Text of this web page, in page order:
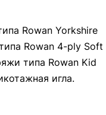
Rowan Yorkshire
Rowan 4-ply Soft
типа Rowan Kid
игла.